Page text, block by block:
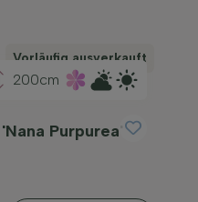
Vorläufig ausverkauft
200cm
Purpurea'